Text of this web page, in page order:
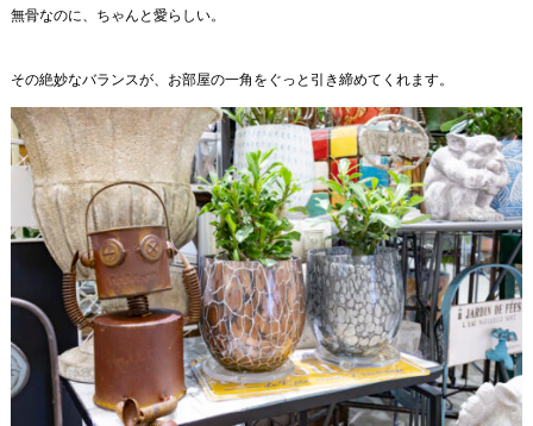
無骨なのに、ちゃんと愛らしい。
その絶妙なバランスが、お部屋の一角をぐっと引き締めてくれます。